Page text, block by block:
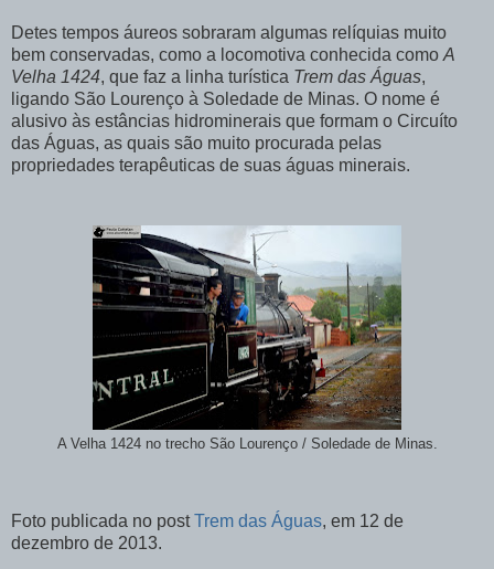
Detes tempos áureos sobraram algumas relíquias muito
bem conservadas, como a locomotiva conhecida como A
Velha 1424, que faz a linha turística Trem das Águas,
ligando São Lourenço à Soledade de Minas. O nome é
alusivo às estâncias hidrominerais que formam o Circuíto
das Águas, as quais são muito procurada pelas
propriedades terapêuticas de suas águas minerais.
A Velha 1424 no trecho São Lourenço / Soledade de Minas.
Foto publicada no postTrem das Águas, em 12 de
dezembro de 2013.